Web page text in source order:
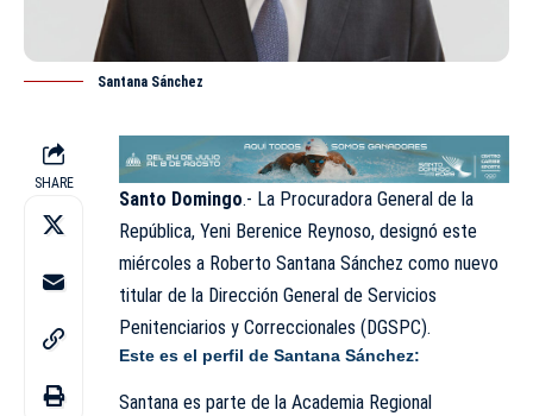
Santana Sánchez
SHARE
Santo Domingo.- La Procuradora General de la
República, Yeni Berenice Reynoso, designó este
miércoles a Roberto Santana Sánchez como nuevo
titular de la Dirección General de Servicios
Penitenciarios y Correccionales ( DGSPC).
Este es el perfil de Santana Sánchez:
Santana es parte de la Academia Regional